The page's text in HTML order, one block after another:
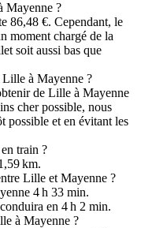
Mayenne ?
86,48 €. Cependant, le
moment chargé de la
soit aussi bas que
à Mayenne ?
de Lille à Mayenne
cher possible, nous
possible et en évitant les
train ?
km.
Lille et Mayenne ?
4 h 33 min.
en 4 h 2 min.
à Mayenne ?